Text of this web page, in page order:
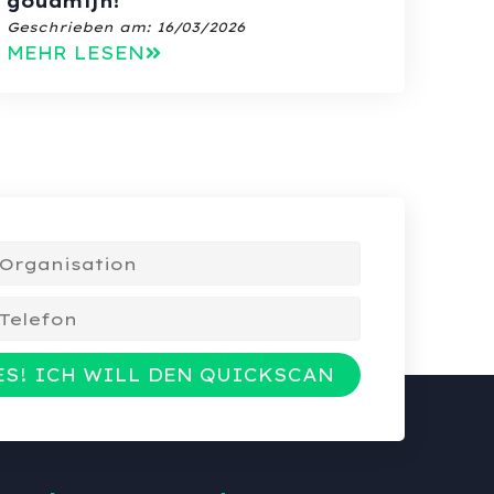
Geschrieben am: 16/03/2026
MEHR LESEN
ICH WILL DEN QUICKSCAN